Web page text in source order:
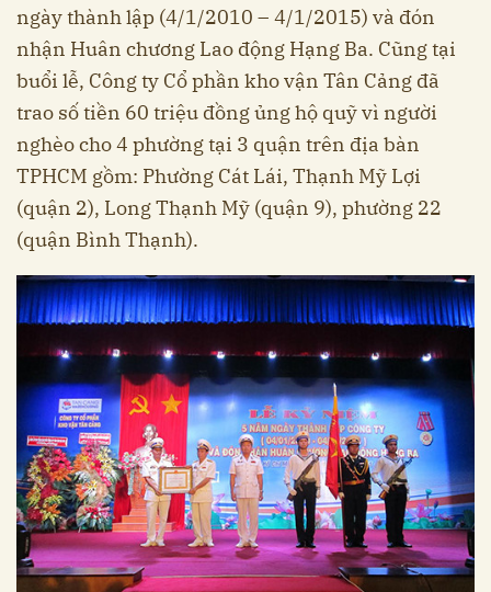
ngày thành lập (4/1/2010 – 4/1/2015) và đón
nhận Huân chương Lao động Hạng Ba. Cũng tại
buổi lễ, Công ty Cổ phần kho vận Tân Cảng đã
trao số tiền 60 triệu đồng ủng hộ quỹ vì người
nghèo cho 4 phường tại 3 quận trên địa bàn
TPHCM gồm: Phường Cát Lái, Thạnh Mỹ Lợi
(quận 2), Long Thạnh Mỹ (quận 9), phường 22
(quận Bình Thạnh).